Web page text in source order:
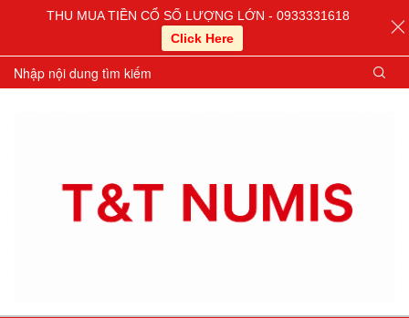
THU MUA TIỀN CỔ SỐ LƯỢNG LỚN - 0933331618
Click Here